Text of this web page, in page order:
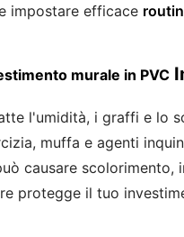
impostare efficace
murale in PVC
l'umidità, i graffi e lo
muffa e agenti
causare scolorimento,
protegge il tuo